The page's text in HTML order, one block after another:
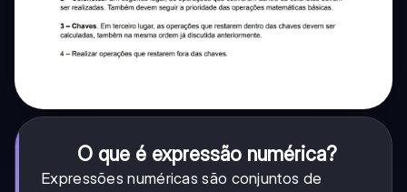
O que é expressão numérica?
Expressões numéricas são conjuntos de